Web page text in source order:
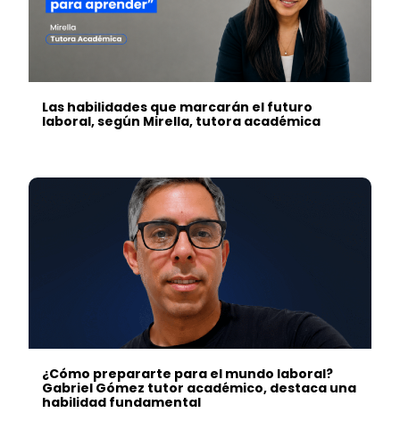
Las habilidades que marcarán el futuro
laboral, según Mirella, tutora académica
¿Cómo prepararte para el mundo laboral?
Gabriel Gómez tutor académico, destaca una
habilidad fundamental